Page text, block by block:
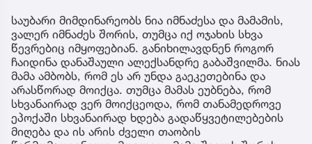
საუბარი მიმდინარეობს ნია იმნაძესა და მამამის,
ვალერ იმნაძეს შორის, თუმცა იქ ოჯახის სხვა
წევრებიც იმყოფებიან. განიხილავდნენ როგორ
ჩაიდინა დანაშაული ალექსანდრე გაბაშვილმა. ნიას
მამა ამბობს, რომ ეს არ უნდა გაეკეთებინა და
არასწორად მოიქცა. თუმცა მამას ეუბნება, რომ
სხვანაირად ვერ მოიქცეოდა, რომ თანამედროვე
ეპოქაში სხვანაირად ხდება გადაწყვეტილებების
მიღება და ის არის ძველი თაობის